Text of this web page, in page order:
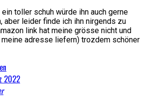
toller schuh würde ihn auch gerne
aber leider finde ich ihn nirgends zu
link hat meine grösse nicht und
meine adresse liefern) trozdem schöner
2022